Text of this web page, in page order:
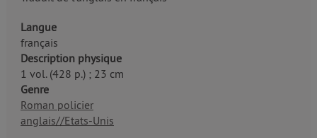
Langue
français
Description physique
1 vol. (428 p.) ; 23 cm
Genre
Roman policier
anglais//Etats-Unis